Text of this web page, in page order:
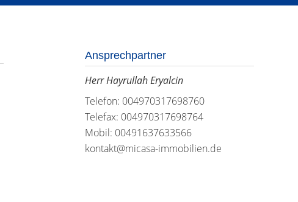
Ansprechpartner
Herr Hayrullah Eryalcin
Telefon: 004970317698760
Telefax: 004970317698764
Mobil: 00491637633566
kontakt@micasa-immobilien.de